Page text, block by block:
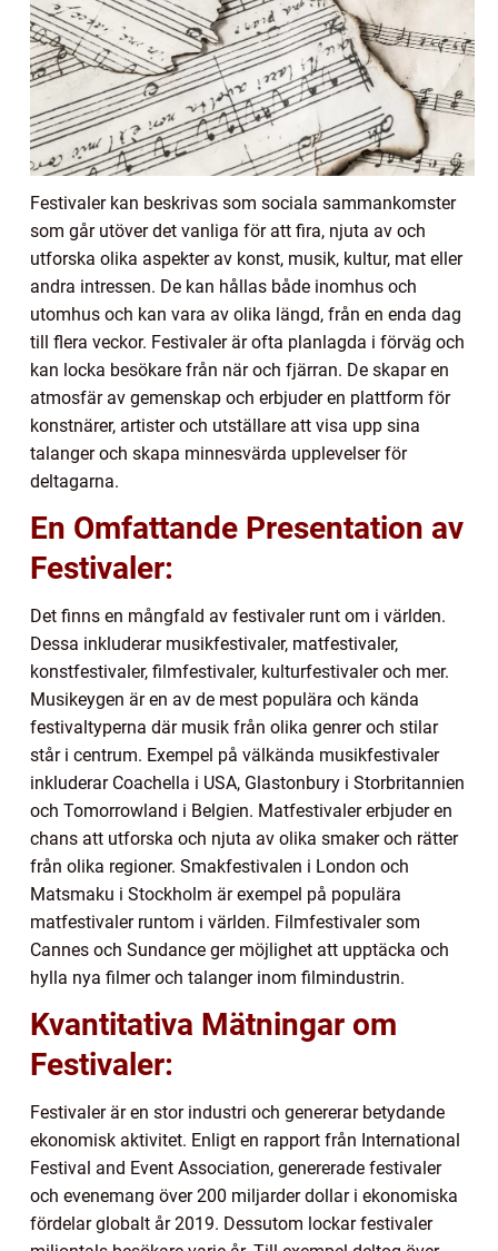
Festivaler kan beskrivas som sociala sammankomster
som går utöver det vanliga för att fira, njuta av och
utforska olika aspekter av konst, musik, kultur, mat eller
andra intressen. De kan hållas både inomhus och
utomhus och kan vara av olika längd, från en enda dag
till flera veckor. Festivaler är ofta planlagda i förväg och
kan locka besökare från när och fjärran. De skapar en
atmosfär av gemenskap och erbjuder en plattform för
konstnärer, artister och utställare att visa upp sina
talanger och skapa minnesvärda upplevelser för
deltagarna.
En Omfattande Presentation av
Festivaler:
Det finns en mångfald av festivaler runt om i världen.
Dessa inkluderar musikfestivaler, matfestivaler,
konstfestivaler, filmfestivaler, kulturfestivaler och mer.
Musikeygen är en av de mest populära och kända
festivaltyperna där musik från olika genrer och stilar
står i centrum. Exempel på välkända musikfestivaler
inkluderar Coachella i USA, Glastonbury i Storbritannien
och Tomorrowland i Belgien. Matfestivaler erbjuder en
chans att utforska och njuta av olika smaker och rätter
från olika regioner. Smakfestivalen i London och
Matsmaku i Stockholm är exempel på populära
matfestivaler runtom i världen. Filmfestivaler som
Cannes och Sundance ger möjlighet att upptäcka och
hylla nya filmer och talanger inom filmindustrin.
Kvantitativa Mätningar om
Festivaler:
Festivaler är en stor industri och genererar betydande
ekonomisk aktivitet. Enligt en rapport från International
Festival and Event Association, genererade festivaler
och evenemang över 200 miljarder dollar i ekonomiska
fördelar globalt år 2019. Dessutom lockar festivaler